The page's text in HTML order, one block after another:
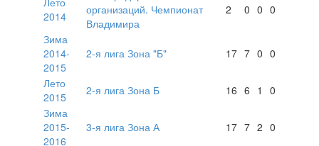
2014
организаций. Чемпионат
Владимира
2 0 0 0
Зима
2014-
2015
2-я лига Зона "Б" 17 7 0 0
Лето
2015
2-я лига Зона Б 16 6 1
0
Зима
2015-
2016
3-я лига Зона А 17 7 2 0